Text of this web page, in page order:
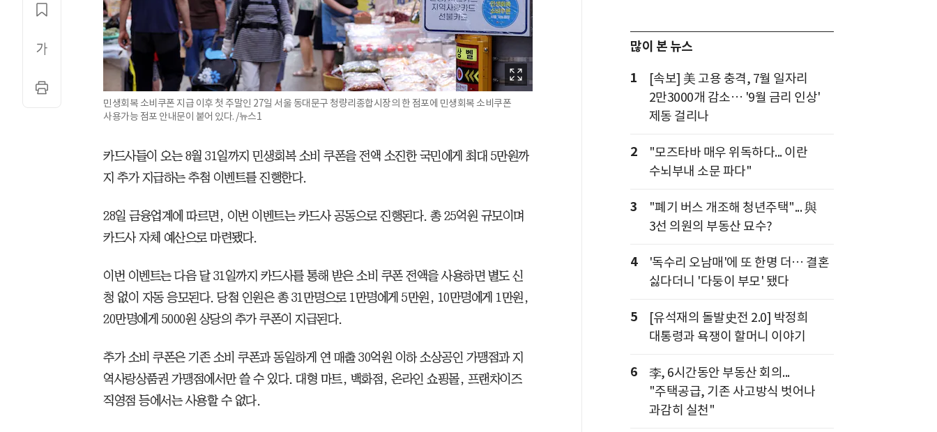
민생회복 소비쿠폰 지급 이후 첫 주말인 27일 서울 동대문구 청량리종합시장의 한 점포에 민생회복 소비쿠폰
사용가능 점포 안내문이 붙어 있다. /뉴스1
카드사들이 오는 8월 31일까지 민생회복 소비 쿠폰을 전액 소진한 국민에게 최대 5만원까
지 추가 지급하는 추첨 이벤트를 진행한다.
28일 금융업계에 따르면, 이번 이벤트는 카드사 공동으로 진행된다. 총 25억원 규모이며
카드사 자체 예산으로 마련됐다.
이번 이벤트는 다음 달 31일까지 카드사를 통해 받은 소비 쿠폰 전액을 사용하면 별도 신
청 없이 자동 응모된다. 당첨 인원은 총 31만명으로 1만명에게 5만원, 10만명에게 1만원,
20만명에게 5000원 상당의 추가 쿠폰이 지급된다.
추가 소비 쿠폰은 기존 소비 쿠폰과 동일하게 연 매출 30억원 이하 소상공인 가맹점과 지
역사랑상품권 가맹점에서만 쓸 수 있다. 대형 마트, 백화점, 온라인 쇼핑몰, 프랜차이즈
직영점 등에서는 사용할 수 없다.
많이 본 뉴스
1
[속보] 美 고용 충격, 7월 일자리
2만3000개 감소… '9월 금리 인상'
제동 걸리나
2
"모즈타바 매우 위독하다... 이란
수뇌부내 소문 파다"
3
"폐기 버스 개조해 청년주택"... 與
3선 의원의 부동산 묘수?
4
'독수리 오남매'에 또 한명 더… 결혼
싫다더니 '다둥이 부모' 됐다
5
[유석재의 돌발史전 2.0] 박정희
대통령과 욕쟁이 할머니 이야기
6
李, 6시간동안 부동산 회의...
"주택공급, 기존 사고방식 벗어나
과감히 실천"